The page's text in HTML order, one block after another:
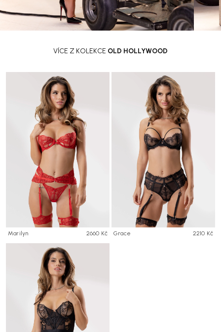
VÍCE Z KOLEKCE OLD HOLLYWOOD
Marilyn 2660 Kč Grace 2210 Kč